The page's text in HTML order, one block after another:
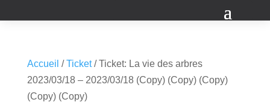
Accueil /Ticket/ Ticket: La vie des arbres
2023/03/18 – 2023/03/18 (Copy) (Copy) (Copy)
(Copy) (Copy)